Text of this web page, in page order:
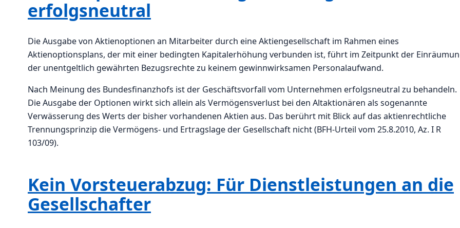
erfolgsneutral
Die Ausgabe von Aktienoptionen an Mitarbeiter durch eine Aktiengesellschaft im Rahmen eines
Aktienoptionsplans, der mit einer bedingten Kapitalerhöhung verbunden ist, führt im Zeitpunkt der
der unentgeltlich gewährten Bezugsrechte zu keinem gewinnwirksamen Personalaufwand.
Nach Meinung des Bundesfinanzhofs ist der Geschäftsvorfall vom Unternehmen erfolgsneutral zu behandeln.
Die Ausgabe der Optionen wirkt sich allein als Vermögensverlust bei den Altaktionären als sogenannte
Verwässerung des Werts der bisher vorhandenen Aktien aus. Das berührt mit Blick auf das aktienrechtliche
Trennungsprinzip die Vermögens- und Ertragslage der Gesellschaft nicht (BFH-Urteil vom 25.8.2010, Az. I R
103/09).
Kein Vorsteuerabzug: Für Dienstleistungen an die
Gesellschafter